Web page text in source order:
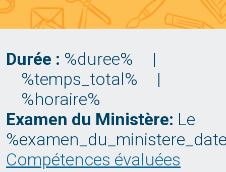
Durée : %duree%
|
%temps_total%
|
%horaire%
Examen du Ministère: Le
Compétences évaluées